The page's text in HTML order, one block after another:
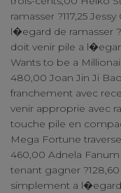
ramasser ?117,25
l�egard de ramasser
doit venir pile a
Wants to be a
480,00 Joan Jin Ji
franchement avec
venir approprie avec
touche pile en
Mega Fortune
460,00 Adnela
tenant gagner
simplement a
Strictly Necessary
Performance
Functional Cookies
Targeting Cookies